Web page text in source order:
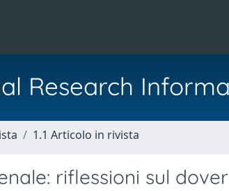
Research
1.1 Articolo in rivista
riflessioni sul